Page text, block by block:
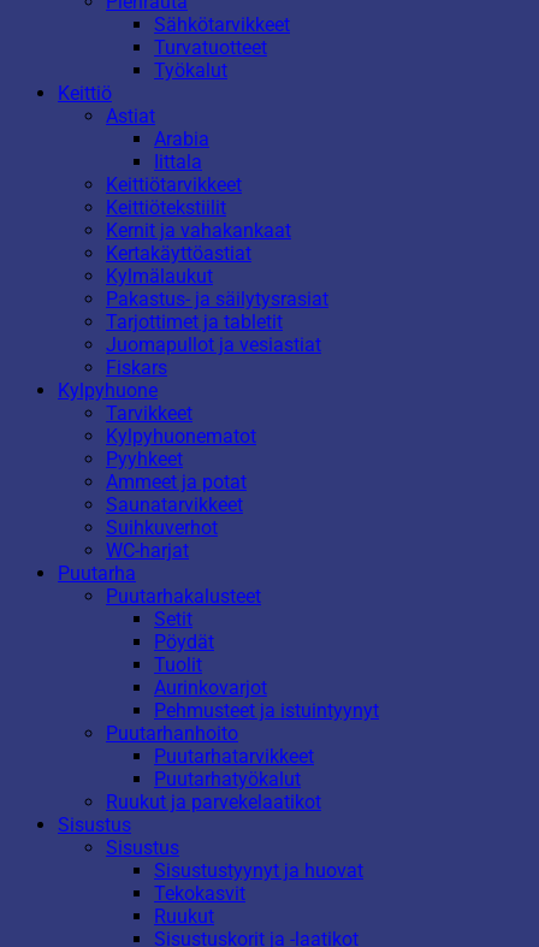
Sähkötarvikkeet
Turvatuotteet
Työkalut
Keittiö
Astiat
Arabia
Iittala
Keittiötarvikkeet
Keittiötekstiilit
Kernit ja vahakankaat
Kertakäyttöastiat
Kylmälaukut
Pakastus- ja säilytysrasiat
Tarjottimet ja tabletit
Juomapullot ja vesiastiat
Fiskars
Kylpyhuone
Tarvikkeet
Kylpyhuonematot
Pyyhkeet
Ammeet ja potat
Saunatarvikkeet
Suihkuverhot
WC-harjat
Puutarha
Puutarhakalusteet
Setit
Pöydät
Tuolit
Aurinkovarjot
Pehmusteet ja istuintyynyt
Puutarhanhoito
Puutarhatarvikkeet
Puutarhatyökalut
Ruukut ja parvekelaatikot
Sisustus
Sisustus
Sisustustyynyt ja huovat
Tekokasvit
Ruukut
Sisustuskorit ja -laatikot